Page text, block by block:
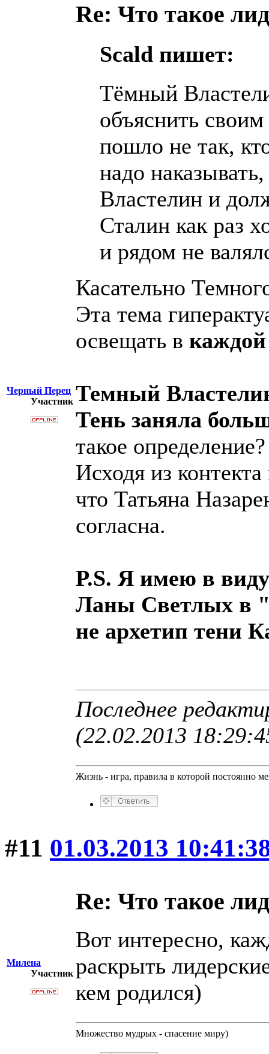
Черный Перец
Участник
Re: Что такое
Scald пишет:
Тёмный
объяснить
пошло не так,
надо
Властелин и
Сталин как раз
и рядом не
Касательно
Эта тема
освещать в каждой
Темный
Тень заняла
такое определение?
Исходя из
что Татьяна
согласна.
P.S. Я имею в
Ланы Светлых в
не архетип тени
Последнее
(22.02.2013
Жизнь - игра, правила в которой постоянно
#11 01.03.2013
Милена
Участник
Re: Что такое
Вот интересно,
раскрыть
кем родился)
Множество мудрых - спасение миру)